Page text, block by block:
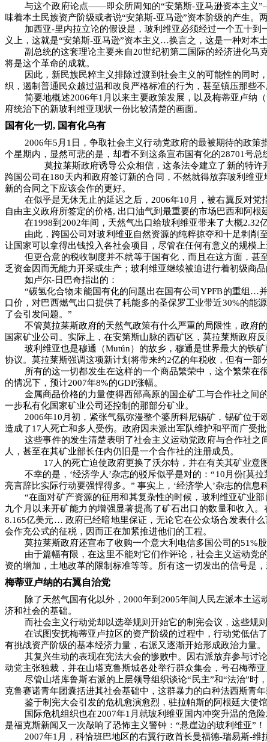
与这个政府论点――即众所周知的“安第斯-亚马逊资本主义”
味着本土民族资产阶级或者说“安第斯-亚马逊”资本阶级的产生。
加西亚-里内拉立论的假设是，玻利维亚必须经过一个五十
义上，这就是“安第斯-亚马逊”资本主义…换言之，这是一种对本
副总统的这套理论主要来自20世纪初第二国际的经济进化马
将是这个革命的成就。
因此，新民族民粹主义排除过渡到社会主义的可能性的同时
织，遏制普通民众越过温和改良严格标准的行为，甚至镇压那些
简要地概述2006年1 月以来主要政策发展，以及梅蒂亚卢纳
府统治下的新玻利维亚现状一份比较清楚的画面。
国有化一切, 国有化乌有
2006年5 月 1 日，争取社会主义行动党政府的最被期待的政
个星期内，显然可悲的是，却看不到这条宣布国有化的28701号总
莫拉莱斯政府诱导公众相信，这条法令建立了新的特许
跨国公司在180天内和政府签订新的合同，不然就得放弃玻利维
新的合同之下应该会作的更好。
在似乎是无休无止的延迟之后， 2006年10 月，被右翼反对党
自由主义政府所签定的价格, 出口油气到最重要的市场巴西和阿根
在1998到 2002年间，天然气出口给玻利维亚带来了大概2.32
由此，跨国公司对玻利维亚自然资源的纯粹掠夺和十足剥
让国家可以拿得出钱投入各社会项目，尽管在任何有意义的规模上
但更合意的税收制度并不就等于国有化，而且在这方面，甚
乏资金因而无能力开采或生产；玻利维亚继续被迫进行着初级商
如卢尔-日巴奇指出的：
“碳氢化合物未能国有化的问题出在国有公司YPFB的重组…并
口价，对巴西燃气出口提供了耗能多的圣保罗工业带近30%的能
了会引发问题。”
不管莫拉莱斯政府的天然气政策有什么严重的局限性，政府
国家矿业公司。实际上，在安第斯山脉的西矿区，莫拉莱斯政府
玻利维亚也是穆通（Mutún）的故乡，穆通是世界最大的铁
协议。莫拉莱斯强调这项新计划将带来约2亿的年税收，但有一部
所有的这一切都发生在这样的一个商品繁荣中，这个繁荣在
的情况下，预计2007年8%的GDP涨幅。
金属商品价格的力量使得西部高原的国企矿工与合作社之间
一步私有化国家矿业公司还控制的那部分矿业。
2006年10 月初，紧张气氛弥漫整个婆所科尼锡矿，锡矿位
造成了17 人死亡和多人受伤。政府因未派出军队维护和平而广受批
这些事件的发生清楚表明了社会主义运动党政府与合作社
人，甚至在其矿业部长任内仍旧是一个合作社的注册成员。
17 人的死亡迫使政府更换了沃尔特，并在有关其矿业
不幸的是，‘经济学人’杂志的驳斥似乎是对的：“10 月份[莫拉
亮言辞比实际行动要强悍得多。” 事实上，‘经济学人’杂志的信息
“在面对矿产资源的征用和其复杂性的时候，玻利维亚矿业
九个月以来开矿能力的增强显著提高了矿石出口的数量和收入
8.165亿美元… 政府已经暗地里保证，无论它在公众场合发表什
会作充公式的征税，因而正在加紧推进他们的工程。
莫拉莱斯政府还宣布了收购一个意大利电信多国公司的51%
由于篇幅有限，在这里不能对它们作评论，社会主义运动党
资的增加，土地改革的限制标准等等。所有这一切发出的信号是
梅蒂亚卢纳的右翼自治党
除了天然气国有化以外， 2000年到 2005年间人民左派本土运
济和社会的基础。
而社会主义行动党却以选举规则开始它的制宪会议，这些规
在试图安抚梅蒂亚卢拉区的资产阶级的过程中，行动党低估了
有挑战资产阶级的基本经济力量，右派又逐渐开始形成政治力量。
其复兴生动的表现在宪法大会的惨败中。因右派放弃参与讨
动党主张独裁，并在山塔克鲁斯城各处举行群众集会，号召梅蒂
尽管山塔库鲁斯右派的上层领导组织谈论“民主”和“法治”
克鲁赛诺青年团囊括进其社会基础中，这群暴力的白种法西斯青
鉴于制宪大会引发的危机愈演愈烈，驻拉帕斯的阿根廷大使
国际危机组织也在2007年1 月就玻利维亚国内冲突升温的危
是福克斯新闻又一次敲响了恐怖主义警钟：“悬崖边的玻利维亚”！
2007年1 月，科恰班巴地区的右翼行政首长曼福德-瑞易斯-维